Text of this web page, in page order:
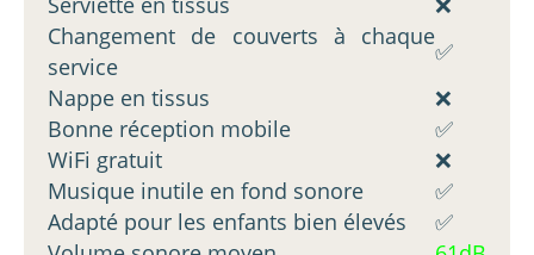
Changement de couverts à chaque
service
✅
Nappe en tissus
❌
Bonne réception mobile
✅
WiFi gratuit
❌
Musique inutile en fond sonore
✅
Adapté pour les enfants bien élevés
✅